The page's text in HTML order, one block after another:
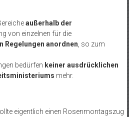
außerhalb der
von einzelnen für die
Regelungen anordnen , so zum
bedürfen keiner ausdrücklichen
mehr.
eigentlich einen Rosenmontagszug